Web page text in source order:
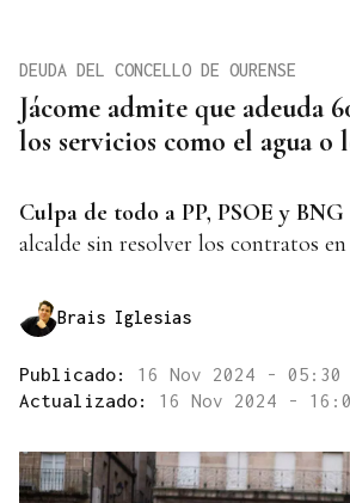
Jácome admite que adeuda
los servicios como el agua o
DEUDA DEL CONCELLO DE OURENSE
Culpa de todo a PP, PSOE y BNG
alcalde sin resolver los contratos
Brais Iglesias
Publicado: 16 Nov 2024 - 05:30
Actualizado: 16 Nov 2024 -